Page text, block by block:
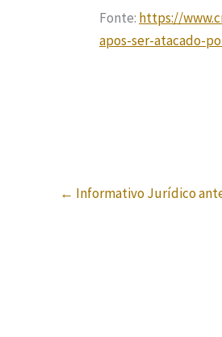
Fonte: https://
apos-ser-atacado-
← Informativo Jurídico